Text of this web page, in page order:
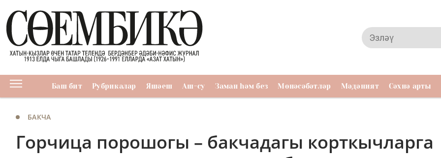
Баш бит Рубрикалар Яшәеш Аш-су Заман һәм без Мөнәсәбәтләр Мәдәният Сәхнә арты
БАКЧА
Горчица порошогы – бакчадагы корткычларга